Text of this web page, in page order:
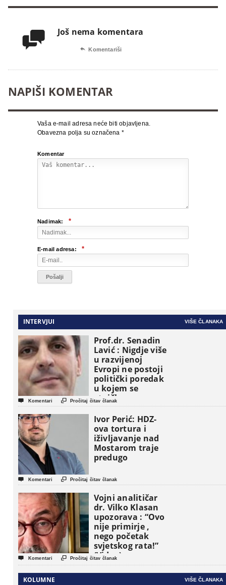
 Još nema komentara
 Komentariši
NAPIŠI KOMENTAR
Vaša e-mail adresa neće biti objavljena.
Obavezna polja su označena *
Komentar
Nadimak: *
E-mail adresa: *
INTERVJUI VIŠE ČLANAKA
Prof.dr. Senadin
Lavić : Nigdje više
u razvijenoj
Evropi ne postoji
politički poredak
u kojem se
etničke grupe
pojavljuju kao
osnovne
političke jedinice
 Komentari  Pročitaj čitav članak
Ivor Perić: HDZ-
ova tortura i
iživljavanje nad
Mostarom traje
predugo
 Komentari  Pročitaj čitav članak
Vojni analitičar
dr. Vilko Klasan
upozorava : “Ovo
nije primirje ,
nego početak
svjetskog rata!”
(Video)
 Komentari  Pročitaj čitav članak
KOLUMNE VIŠE ČLANAKA